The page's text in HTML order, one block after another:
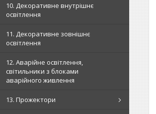
10. Декоративне внутрішнє
освітлення
11. Декоративне зовнішнє
освітлення
12. Аварійне освітлення,
світильники з блоками
аварійного живлення
13. Прожектори